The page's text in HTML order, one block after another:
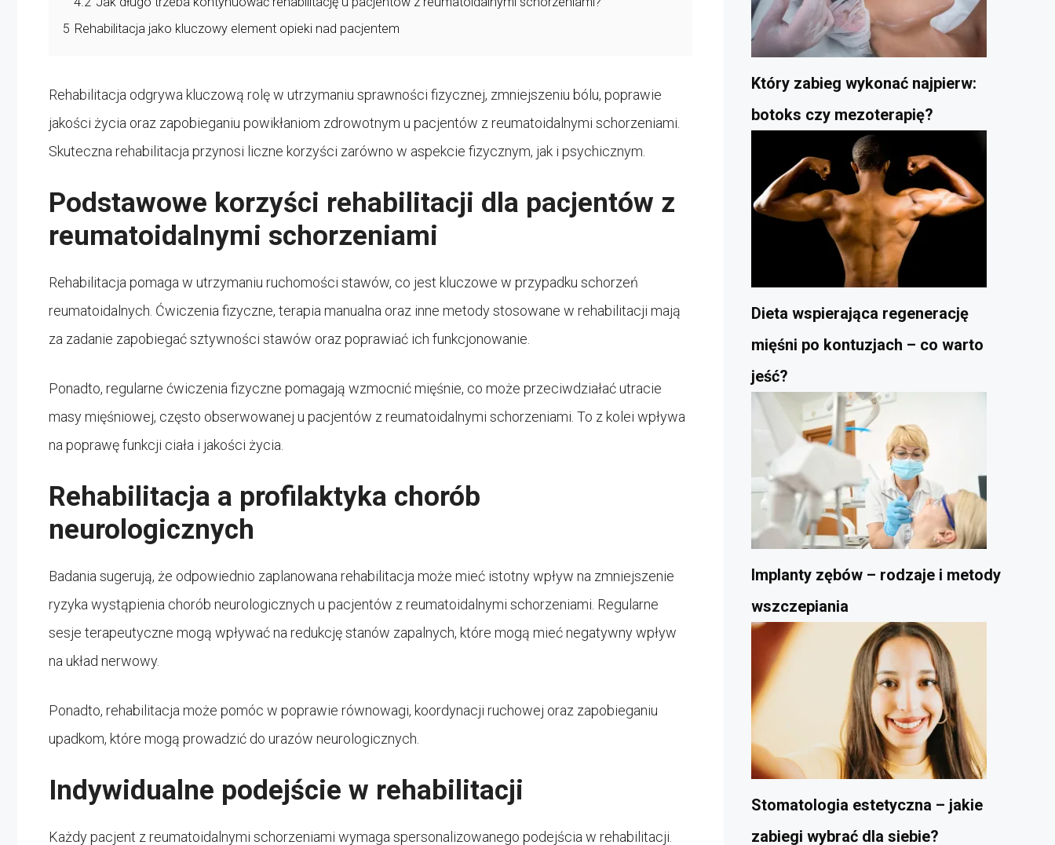
5 Rehabilitacja jako kluczowy element opieki nad pacjentem
Rehabilitacja odgrywa kluczową rolę w utrzymaniu sprawności fizycznej, zmniejszeniu bólu, poprawie
jakości życia oraz zapobieganiu powikłaniom zdrowotnym u pacjentów z reumatoidalnymi schorzeniami.
Skuteczna rehabilitacja przynosi liczne korzyści zarówno w aspekcie fizycznym, jak i psychicznym.
Podstawowe korzyści rehabilitacji dla pacjentów z
reumatoidalnymi schorzeniami
Rehabilitacja pomaga w utrzymaniu ruchomości stawów, co jest kluczowe w przypadku schorzeń
reumatoidalnych. Ćwiczenia fizyczne, terapia manualna oraz inne metody stosowane w rehabilitacji mają
za zadanie zapobiegać sztywności stawów oraz poprawiać ich funkcjonowanie.
Ponadto, regularne ćwiczenia fizyczne pomagają wzmocnić mięśnie, co może przeciwdziałać utracie
masy mięśniowej, często obserwowanej u pacjentów z reumatoidalnymi schorzeniami. To z kolei wpływa
na poprawę funkcji ciała i jakości życia.
Rehabilitacja a profilaktyka chorób
neurologicznych
Badania sugerują, że odpowiednio zaplanowana rehabilitacja może mieć istotny wpływ na zmniejszenie
ryzyka wystąpienia chorób neurologicznych u pacjentów z reumatoidalnymi schorzeniami. Regularne
sesje terapeutyczne mogą wpływać na redukcję stanów zapalnych, które mogą mieć negatywny wpływ
na układ nerwowy.
Ponadto, rehabilitacja może pomóc w poprawie równowagi, koordynacji ruchowej oraz zapobieganiu
upadkom, które mogą prowadzić do urazów neurologicznych.
Indywidualne podejście w rehabilitacji
Każdy pacjent z reumatoidalnymi schorzeniami wymaga spersonalizowanego podejścia w rehabilitacji.
Który zabieg wykonać najpierw:
botoks czy mezoterapię?
Dieta wspierająca regenerację
mięśni po kontuzjach – co warto
jeść?
Implanty zębów – rodzaje i metody
wszczepiania
Stomatologia estetyczna – jakie
zabiegi wybrać dla siebie?